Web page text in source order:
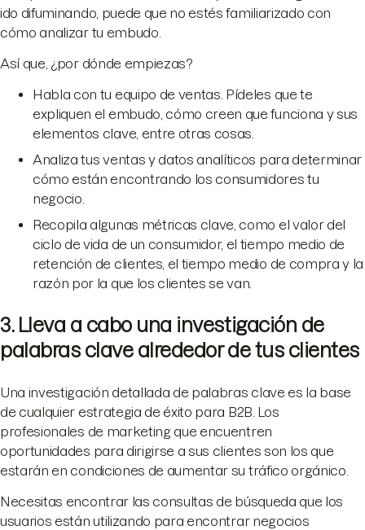
ido difuminando, puede que no estés familiarizado con
cómo analizar tu embudo.
Así que, ¿por dónde empiezas?
Habla con tu equipo de ventas. Pídeles que te
expliquen el embudo, cómo creen que funciona y sus
elementos clave, entre otras cosas.
Analiza tus ventas y datos analíticos para determinar
cómo están encontrando los consumidores tu
negocio.
Recopila algunas métricas clave, como el valor del
ciclo de vida de un consumidor, el tiempo medio de
retención de clientes, el tiempo medio de compra y la
razón por la que los clientes se van.
3. Lleva a cabo una investigación de
palabras clave alrededor de tus clientes
Una investigación detallada de palabras clave es la base
de cualquier estrategia de éxito para B2B. Los
profesionales de marketing que encuentren
oportunidades para dirigirse a sus clientes son los que
estarán en condiciones de aumentar su tráfico orgánico.
Necesitas encontrar las consultas de búsqueda que los
usuarios están utilizando para encontrar negocios